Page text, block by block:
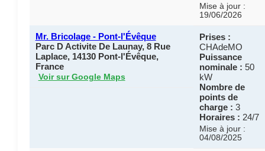
Mise à jour :
19/06/2026
Mr. Bricolage - Pont-l'Évêque
Parc D Activite De Launay, 8 Rue
Laplace, 14130 Pont-l'Évêque,
France
Voir sur Google Maps
Prises :
CHAdeMO
Puissance
nominale : 50
kW
Nombre de
points de
charge : 3
Horaires : 24/7
Mise à jour :
04/08/2025